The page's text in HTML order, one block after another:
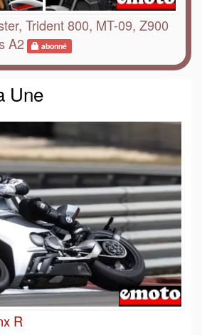
Trident 800, MT-09, Z900
A2
abonné
Une
R